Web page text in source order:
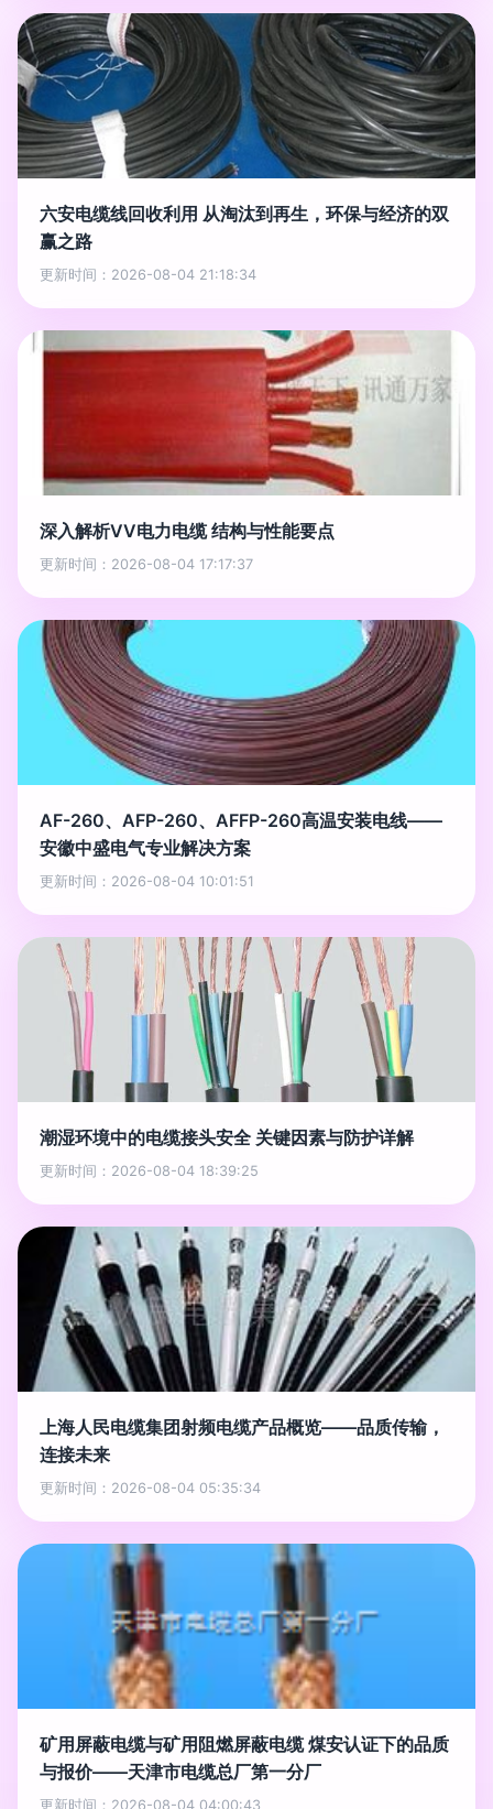
六安电缆线回收利用 从淘汰到再生，环保与经济的双
赢之路
更新时间：2026-08-04 21:18:34
深入解析VV电力电缆 结构与性能要点
更新时间：2026-08-04 17:17:37
AF-260、AFP-260、AFFP-260高温安装电线——
安徽中盛电气专业解决方案
更新时间：2026-08-04 10:01:51
潮湿环境中的电缆接头安全 关键因素与防护详解
更新时间：2026-08-04 18:39:25
上海人民电缆集团射频电缆产品概览——品质传输，
连接未来
更新时间：2026-08-04 05:35:34
矿用屏蔽电缆与矿用阻燃屏蔽电缆 煤安认证下的品质
与报价——天津市电缆总厂第一分厂
更新时间：2026-08-04 04:00:43